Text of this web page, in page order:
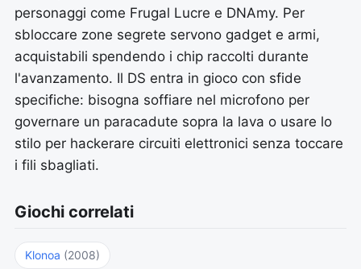
personaggi come Frugal Lucre e DNAmy. Per
sbloccare zone segrete servono gadget e armi,
acquistabili spendendo i chip raccolti durante
l'avanzamento. Il DS entra in gioco con sfide
specifiche: bisogna soffiare nel microfono per
governare un paracadute sopra la lava o usare lo
stilo per hackerare circuiti elettronici senza toccare
i fili sbagliati.
Giochi correlati
Klonoa (2008)